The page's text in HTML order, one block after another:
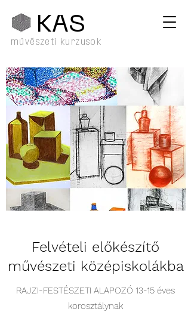
művészeti kurzusok
KAS
Felvételi előkészítő
művészeti középiskolákba
RAJZI-FESTÉSZETI ALAPOZÓ 13-15 éves
korosztálynak